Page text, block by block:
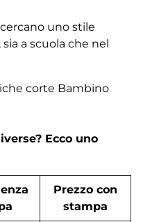
uno stile
a scuola che nel
corte Bambino
Ecco uno
Prezzo con
stampa